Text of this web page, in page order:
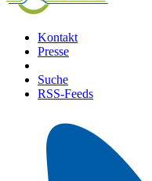
Kontakt
Presse
Suche
RSS-Feeds